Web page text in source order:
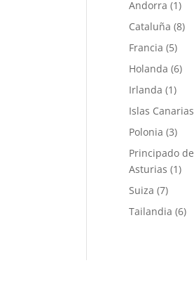
Andorra (1)
Cataluña (8)
Francia (5)
Holanda (6)
Irlanda (1)
Islas Canarias
Polonia (3)
Principado de
Asturias (1)
Suiza (7)
Tailandia (6)